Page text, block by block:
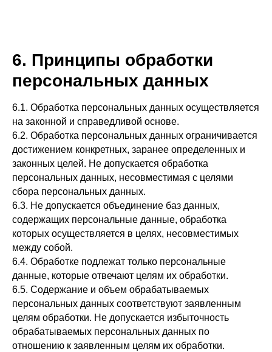
6. Принципы обработки
персональных данных
6.1. Обработка персональных данных осуществляется
на законной и справедливой основе.
6.2. Обработка персональных данных ограничивается
достижением конкретных, заранее определенных и
законных целей. Не допускается обработка
персональных данных, несовместимая с целями
сбора персональных данных.
6.3. Не допускается объединение баз данных,
содержащих персональные данные, обработка
которых осуществляется в целях, несовместимых
между собой.
6.4. Обработке подлежат только персональные
данные, которые отвечают целям их обработки.
6.5. Содержание и объем обрабатываемых
персональных данных соответствуют заявленным
целям обработки. Не допускается избыточность
обрабатываемых персональных данных по
отношению к заявленным целям их обработки.